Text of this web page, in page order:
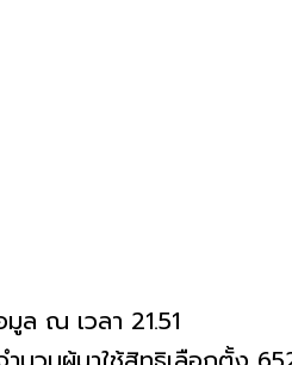
มูล ณ เวลา 21.51